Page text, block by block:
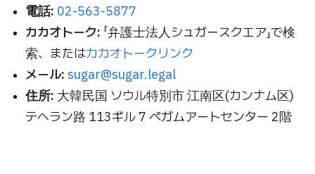
電話: 02-563-5877
カカオトーク: 「弁護士法人シュガースクエア」で検
索、またはカカオトークリンク
メール: sugar@sugar.legal
住所: 大韓民国 ソウル特別市 江南区(カンナム区)
テヘラン路 113ギル 7 ペガムアートセンター 2階